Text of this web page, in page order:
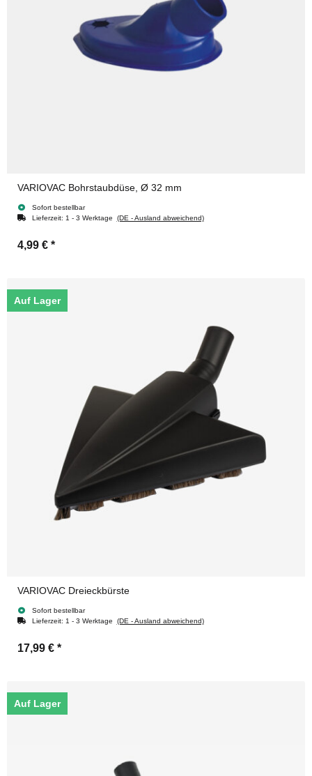
VARIOVAC Bohrstaubdüse, Ø 32 mm
Sofort bestellbar
Lieferzeit: 1 - 3 Werktage (DE - Ausland abweichend)
4,99 € *
Auf Lager
VARIOVAC Dreieckbürste
Sofort bestellbar
Lieferzeit: 1 - 3 Werktage (DE - Ausland abweichend)
17,99 € *
Auf Lager